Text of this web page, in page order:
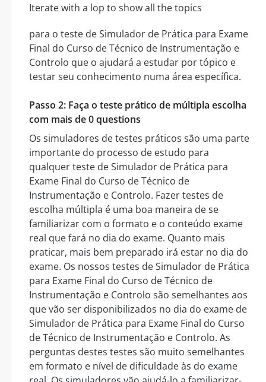
Iterate with a lop to show all the topics
para o teste de Simulador de Prática para Exame
Final do Curso de Técnico de Instrumentação e
Controlo que o ajudará a estudar por tópico e
testar seu conhecimento numa área específica.
Passo 2: Faça o teste prático de múltipla escolha
com mais de 0 questions
Os simuladores de testes práticos são uma parte
importante do processo de estudo para
qualquer teste de Simulador de Prática para
Exame Final do Curso de Técnico de
Instrumentação e Controlo. Fazer testes de
escolha múltipla é uma boa maneira de se
familiarizar com o formato e o conteúdo exame
real que fará no dia do exame. Quanto mais
praticar, mais bem preparado irá estar no dia do
exame. Os nossos testes de Simulador de Prática
para Exame Final do Curso de Técnico de
Instrumentação e Controlo são semelhantes aos
que vão ser disponibilizados no dia do exame de
Simulador de Prática para Exame Final do Curso
de Técnico de Instrumentação e Controlo. As
perguntas destes testes são muito semelhantes
em formato e nível de dificuldade às do exame